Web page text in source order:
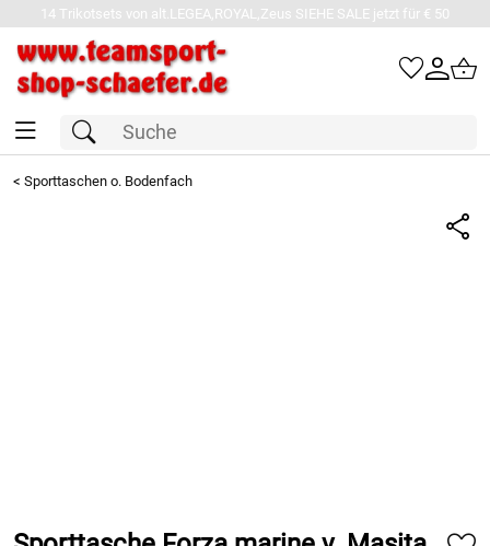
14 Trikotsets von alt.LEGEA,ROYAL,Zeus SIEHE SALE jetzt für € 50
< Sporttaschen o. Bodenfach